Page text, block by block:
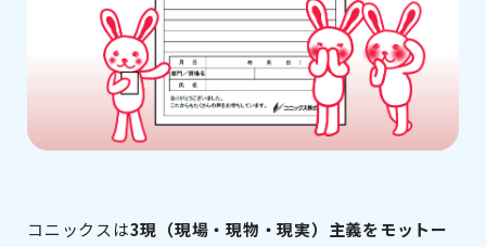
コニックスは3現（現場・現物・現実）主義をモットー